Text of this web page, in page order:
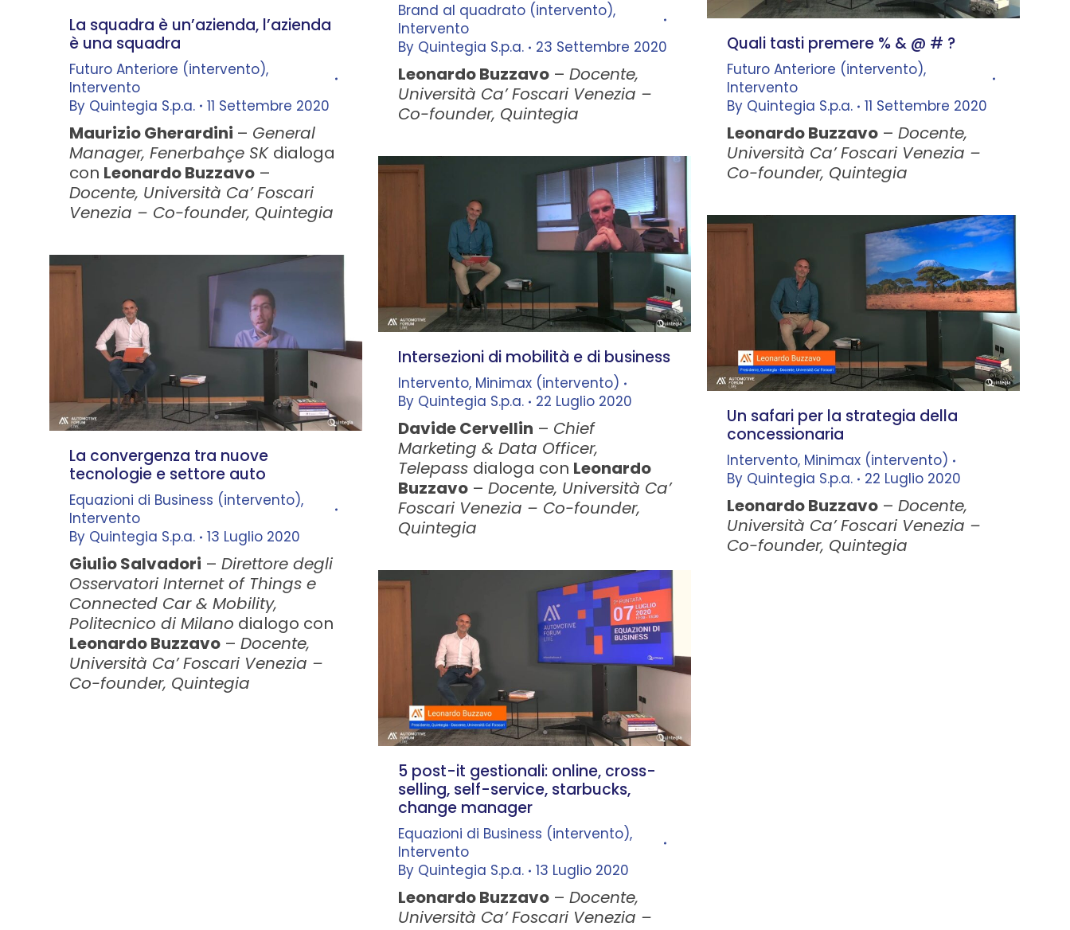
Brand al quadrato (intervento),
Intervento
By Quintegia S.p.a. 23 Settembre 2020
Leonardo Buzzavo – Docente,
Università Ca’ Foscari Venezia –
Co-founder, Quintegia
La squadra è un’azienda, l’azienda
è una squadra
Futuro Anteriore (intervento),
Intervento
By Quintegia S.p.a. 11 Settembre 2020
Maurizio Gherardini – General
Manager, Fenerbahçe SK dialoga
con Leonardo Buzzavo –
Docente, Università Ca’ Foscari
Venezia – Co-founder, Quintegia
Quali tasti premere % & @ # ?
Futuro Anteriore (intervento),
Intervento
By Quintegia S.p.a. 11 Settembre 2020
Leonardo Buzzavo – Docente,
Università Ca’ Foscari Venezia –
Co-founder, Quintegia
Intersezioni di mobilità e di business
Intervento, Minimax (intervento)
By Quintegia S.p.a. 22 Luglio 2020
Davide Cervellin – Chief
Marketing & Data Officer,
Telepass dialoga con Leonardo
Buzzavo – Docente, Università Ca’
Foscari Venezia – Co-founder,
Quintegia
Un safari per la strategia della
concessionaria
Intervento, Minimax (intervento)
By Quintegia S.p.a. 22 Luglio 2020
Leonardo Buzzavo – Docente,
Università Ca’ Foscari Venezia –
Co-founder, Quintegia
La convergenza tra nuove
tecnologie e settore auto
Equazioni di Business (intervento),
Intervento
By Quintegia S.p.a. 13 Luglio 2020
Giulio Salvadori – Direttore degli
Osservatori Internet of Things e
Connected Car & Mobility,
Politecnico di Milano dialogo con
Leonardo Buzzavo – Docente,
Università Ca’ Foscari Venezia –
Co-founder, Quintegia
5 post-it gestionali: online, cross-
selling, self-service, starbucks,
change manager
Equazioni di Business (intervento),
Intervento
By Quintegia S.p.a. 13 Luglio 2020
Leonardo Buzzavo – Docente,
Università Ca’ Foscari Venezia –